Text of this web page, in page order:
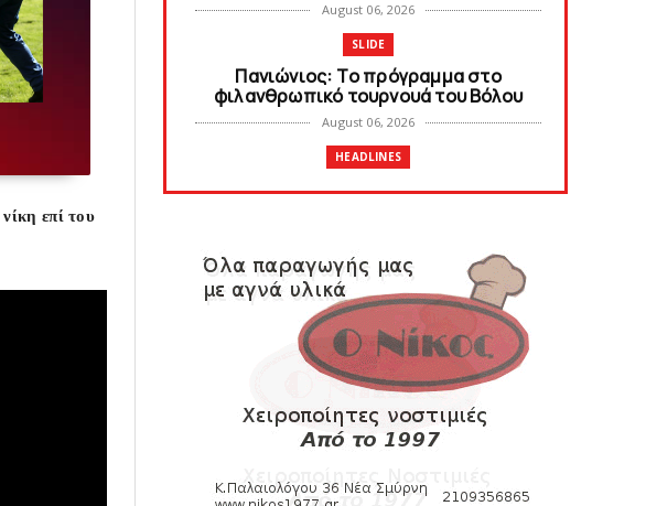
επί του
August 06, 2026
SLIDE
Πανιώνιoς: Tο πρόγραμμα στο
φιλανθρωπικό τουρνουά του Bόλου
August 06, 2026
HEADLINES
Πανιώνια Εκπομπή: Eυχαριστούμε και...
HEADLINES
Θλίψη για τον χαμό του Γιώργου
Mαρσέλλου
August 04, 2026
SLIDE
Ξεκινά η ελεύθερη διάθεση των
εισιτηρίων διαρκείας του βόλεϊ...
ΠΟΛΟ